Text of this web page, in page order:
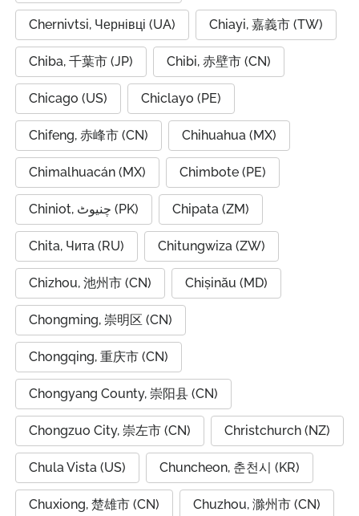
Chernivtsi, Чернівці (UA) Chiayi, 嘉義市 (TW)
Chiba, 千葉市 (JP) Chibi, 赤壁市 (CN)
Chicago (US) Chiclayo (PE)
Chifeng, 赤峰市 (CN) Chihuahua (MX)
Chimalhuacán (MX) Chimbote (PE)
Chiniot, چنیوٹ (PK) Chipata (ZM)
Chita, Чита (RU) Chitungwiza (ZW)
Chizhou, 池州市 (CN) Chișinău (MD)
Chongming, 崇明区 (CN)
Chongqing, 重庆市 (CN)
Chongyang County, 崇阳县 (CN)
Chongzuo City, 崇左市 (CN) Christchurch (NZ)
Chula Vista (US) Chuncheon, 춘천시 (KR)
Chuxiong, 楚雄市 (CN) Chuzhou, 滁州市 (CN)